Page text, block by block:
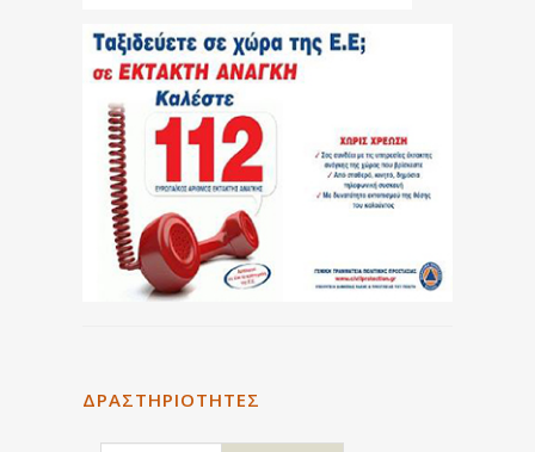
ΔΡΑΣΤΗΡΙΌΤΗΤΕΣ